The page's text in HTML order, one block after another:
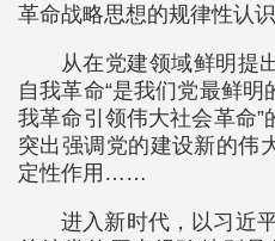
革命战略思想的规律性认识
从在党建领域鲜明提
自我革命“是我们党最鲜明
我革命引领伟大社会革命”
突出强调党的建设新的伟
定性作用……
进入新时代，以习近